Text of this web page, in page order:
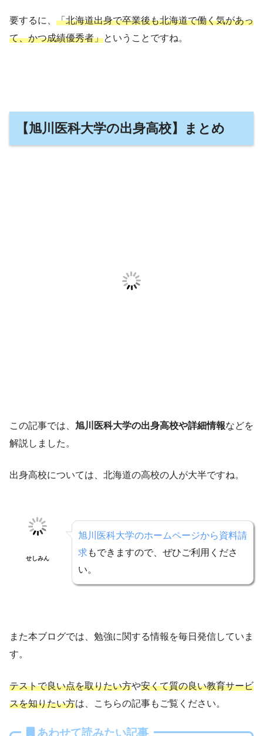
要するに、 「北海道出身で卒業後も北海道で働く気があっ
て、かつ成績優秀者」ということですね。
【旭川医科大学の出身高校】まとめ
この記事では、 旭川医科大学の出身高校や詳細情報などを
解説しました。
出身高校については、北海道の高校の人が大半ですね。
せしみん
旭川医科大学のホームページから資料請
求もできますので、ぜひご利用くださ
い。
また本ブログでは、勉強に関する情報を毎日発信していま
す。
テストで良い点を取りたい方や安くて質の良い教育サービ
スを知りたい方は、こちらの記事もご覧ください。
あわせて読みたい記事